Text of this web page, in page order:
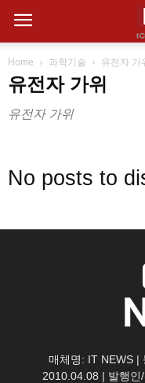
Home 과학기술 유전자 가
유전자 가위
유전자 가위
No posts to
매체명: IT NEWS |
2010.04.08 | 발행인